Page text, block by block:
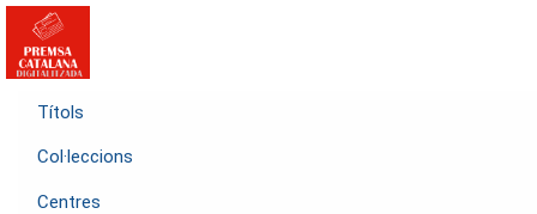
Títols
Col·leccions
Centres